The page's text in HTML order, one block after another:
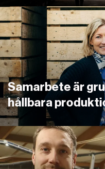
Länk
Samarbete är
hållbara
Ta del av intervjun med